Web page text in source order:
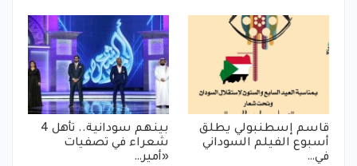
قاسم إسطنبولي يطلق
أسبوع الفيلم السوداني
في…
بينهم سودانية.. تأهل 4
شعراء في تصفيات
«أمير…